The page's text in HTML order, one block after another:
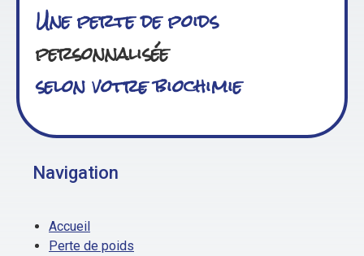
Une perte de poids
personnalisée
selon votre biochimie
Navigation
Accueil
Perte de poids